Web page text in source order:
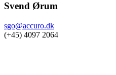
Svend Ørum
sgo@accuro.dk
(+45) 4097 2064